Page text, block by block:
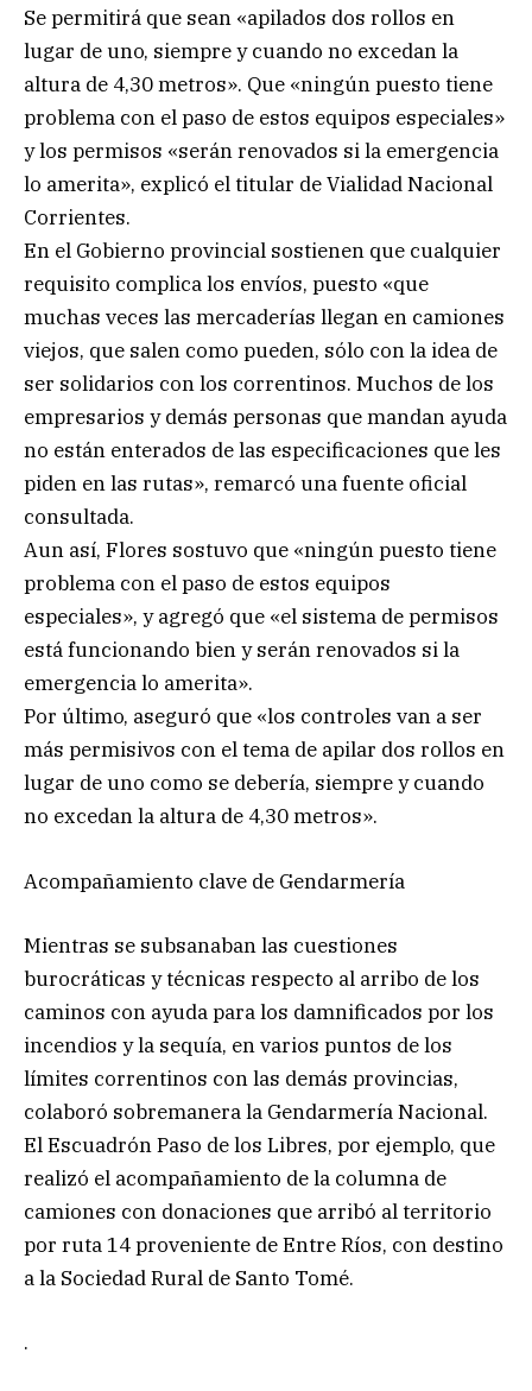
Se permitirá que sean «apilados dos rollos en
lugar de uno, siempre y cuando no excedan la
altura de 4,30 metros». Que «ningún puesto tiene
problema con el paso de estos equipos especiales»
y los permisos «serán renovados si la emergencia
lo amerita», explicó el titular de Vialidad Nacional
Corrientes.
En el Gobierno provincial sostienen que cualquier
requisito complica los envíos, puesto «que
muchas veces las mercaderías llegan en camiones
viejos, que salen como pueden, sólo con la idea de
ser solidarios con los correntinos. Muchos de los
empresarios y demás personas que mandan ayuda
no están enterados de las especificaciones que les
piden en las rutas», remarcó una fuente oficial
consultada.
Aun así, Flores sostuvo que «ningún puesto tiene
problema con el paso de estos equipos
especiales», y agregó que «el sistema de permisos
está funcionando bien y serán renovados si la
emergencia lo amerita».
Por último, aseguró que «los controles van a ser
más permisivos con el tema de apilar dos rollos en
lugar de uno como se debería, siempre y cuando
no excedan la altura de 4,30 metros».
Acompañamiento clave de Gendarmería
Mientras se subsanaban las cuestiones
burocráticas y técnicas respecto al arribo de los
caminos con ayuda para los damnificados por los
incendios y la sequía, en varios puntos de los
límites correntinos con las demás provincias,
colaboró sobremanera la Gendarmería Nacional.
El Escuadrón Paso de los Libres, por ejemplo, que
realizó el acompañamiento de la columna de
camiones con donaciones que arribó al territorio
por ruta 14 proveniente de Entre Ríos, con destino
a la Sociedad Rural de Santo Tomé.
.